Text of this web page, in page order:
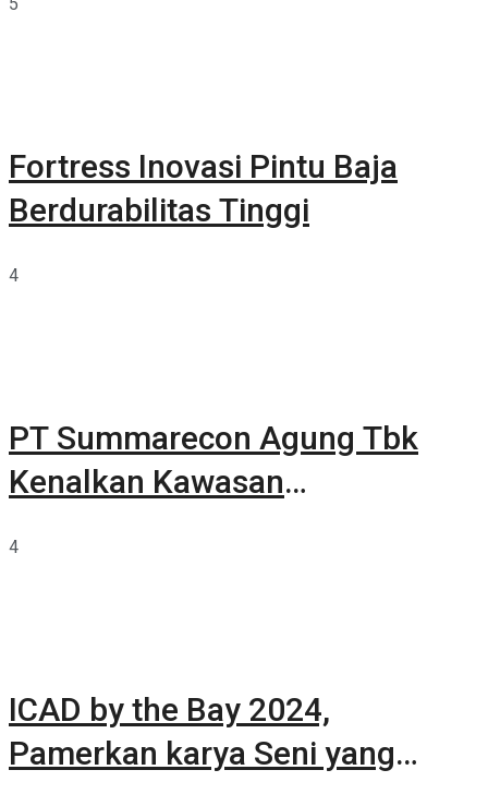
Fortress Inovasi Pintu Baja
Berdurabilitas Tinggi
4
PT Summarecon Agung Tbk
Kenalkan Kawasan
4
ICAD by the Bay 2024,
Pamerkan karya Seni yang